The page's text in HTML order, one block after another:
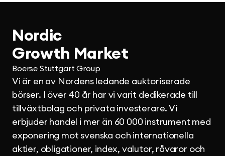
Nordic
Growth Market
Boerse Stuttgart Group
Vi är en av Nordens ledande auktoriserade
börser. I över 40 år har vi varit dedikerade till
tillväxtbolag och privata investerare. Vi
erbjuder handel i mer än 60 000 instrument med
exponering mot svenska och internationella
aktier, obligationer, index, valutor, råvaror och